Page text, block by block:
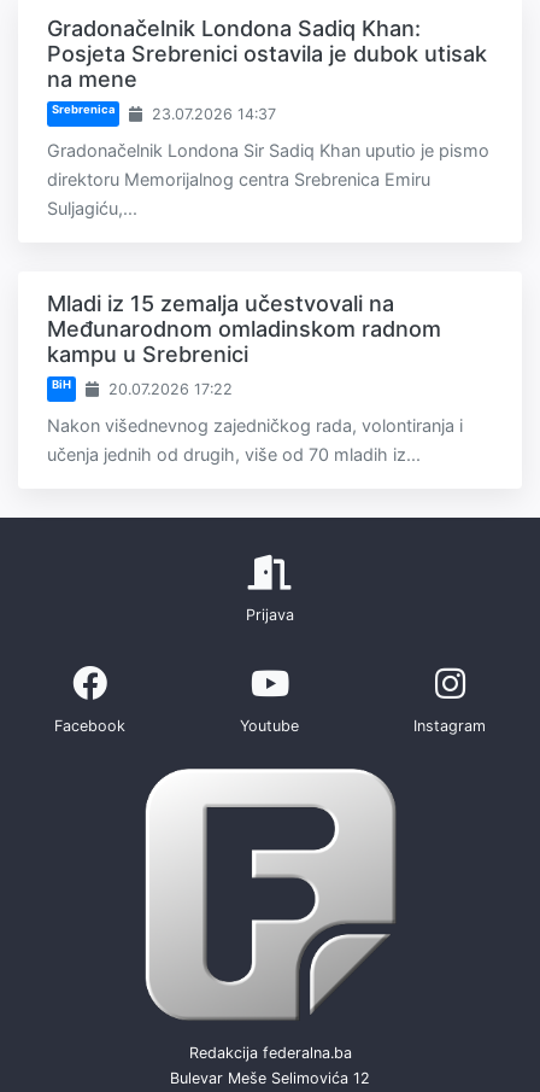
Gradonačelnik Londona Sadiq Khan:
Posjeta Srebrenici ostavila je dubok utisak
na mene
Srebrenica 23.07.2026 14:37
Gradonačelnik Londona Sir Sadiq Khan uputio je pismo
direktoru Memorijalnog centra Srebrenica Emiru
Suljagiću,...
Mladi iz 15 zemalja učestvovali na
Međunarodnom omladinskom radnom
kampu u Srebrenici
BiH 20.07.2026 17:22
Nakon višednevnog zajedničkog rada, volontiranja i
učenja jednih od drugih, više od 70 mladih iz...
Prijava
Facebook Youtube Instagram
Redakcija federalna.ba
Bulevar Meše Selimovića 12